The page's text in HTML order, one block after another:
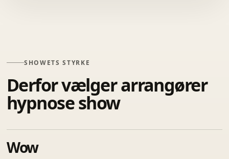
SHOWETS STYRKE
Derfor vælger arrangører
hypnose show
Wow